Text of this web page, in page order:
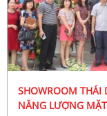
SHOWROOM
NĂNG LƯỢNG